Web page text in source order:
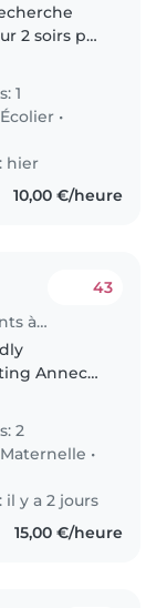
2 soirs par
et demi à
(9 ans) à
1
Écolier •
hier
10,00 €/heure
Job de garde d'enfants à Annecy
43
Annecy
behaved,
2
Maternelle •
y a 2 jours
15,00 €/heure